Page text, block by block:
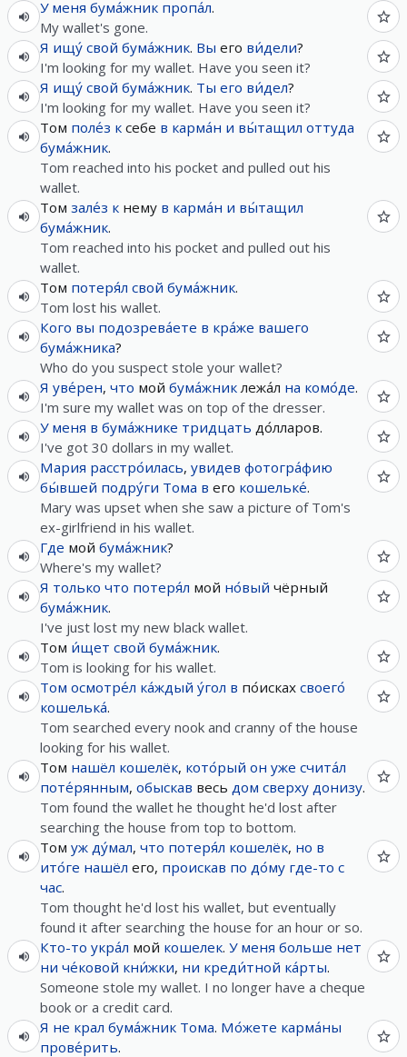
У меня бума́жник пропа́л.
My wallet's gone.
Я ищу́ свой бума́жник. Вы его ви́дели?
I'm looking for my wallet. Have you seen it?
Я ищу́ свой бума́жник. Ты его ви́дел?
I'm looking for my wallet. Have you seen it?
Том поле́з к себе в карма́н и вы́тащил оттуда
бума́жник.
Tom reached into his pocket and pulled out his
wallet.
Том зале́з к нему в карма́н и вы́тащил
бума́жник.
Tom reached into his pocket and pulled out his
wallet.
Том потеря́л свой бума́жник.
Tom lost his wallet.
Кого вы подозрева́ете в кра́же вашего
бума́жника?
Who do you suspect stole your wallet?
Я уве́рен, что мой бума́жниклежа́л на комо́де.
I'm sure my wallet was on top of the dresser.
У меня в бума́жнике тридцать до́лларов.
I've got 30 dollars in my wallet.
Мария расстро́илась, увидев фотогра́фию
бы́вшей подру́ги Тома в его кошельке́.
Mary was upset when she saw a picture of Tom's
ex-girlfriend in his wallet.
Где мой бума́жник?
Where's my wallet?
Я только что потеря́л мой но́вый чёрный
бума́жник.
I've just lost my new black wallet.
Том и́щет свой бума́жник.
Tom is looking for his wallet.
Том осмотре́л ка́ждый у́гол в по́исках своего́
кошелька́.
Tom searched every nook and cranny of the house
looking for his wallet.
Том нашёл кошелёк, кото́рый он уже счита́л
поте́рянным, обыскав весь дом сверху донизу.
Tom found the wallet he thought he'd lost after
searching the house from top to bottom.
Том уж ду́мал, что потеря́л кошелёк, но в
ито́ге нашёл его, проискав по до́му где-то с
час.
Tom thought he'd lost his wallet, but eventually
found it after searching the house for an hour or so.
Кто-то укра́л мой кошелек. У меня больше нет
ни че́ковой кни́жки, ни креди́тной ка́рты.
Someone stole my wallet. I no longer have a cheque
book or a credit card.
Я не крал бума́жник Тома. Мо́жете карма́ны
прове́рить.